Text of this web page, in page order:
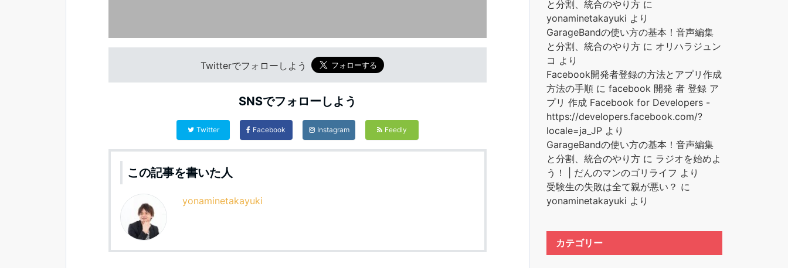
Twitterでフォローしよう
SNSでフォローしよう
Twitter Facebook Instagram Feedly
この記事を書いた人
yonaminetakayuki
と分割、統合のやり方 に
yonaminetakayuki より
GarageBandの使い方の基本！音声編集
と分割、統合のやり方 に オリハラジュン
コ より
Facebook開発者登録の方法とアプリ作成
方法の手順 に facebook 開発 者 登録 ア
プリ 作成 Facebook for Developers -
https://developers.facebook.com/?
locale=ja_JP より
GarageBandの使い方の基本！音声編集
と分割、統合のやり方 に ラジオを始めよ
う！ | だんのマンのゴリライフ より
受験生の失敗は全て親が悪い？ に
yonaminetakayuki より
カテゴリー